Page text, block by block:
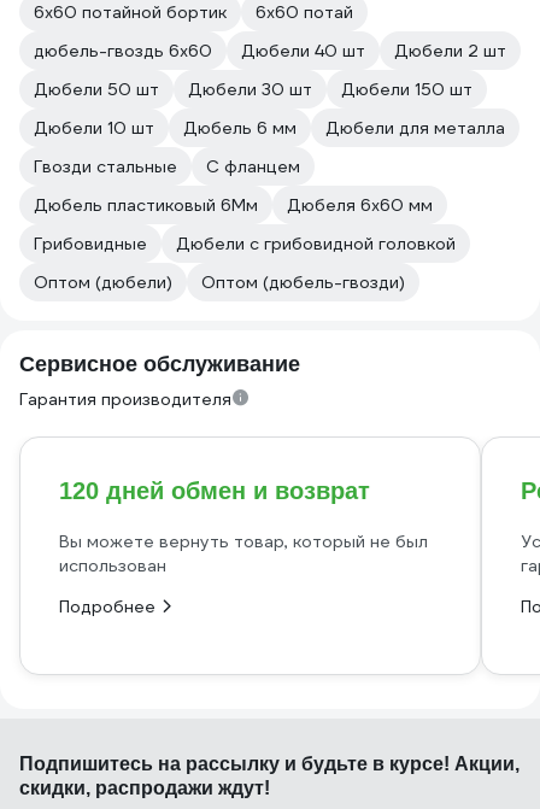
6х60 потайной бортик
6х60 потай
дюбель-гвоздь 6х60
Дюбели 40 шт
Дюбели 2 шт
Дюбели 50 шт
Дюбели 30 шт
Дюбели 150 шт
Дюбели 10 шт
Дюбель 6 мм
Дюбели для металла
Гвозди стальные
С фланцем
Дюбель пластиковый 6Мм
Дюбеля 6х60 мм
Грибовидные
Дюбели с грибовидной головкой
Оптом (дюбели)
Оптом (дюбель-гвозди)
Сервисное обслуживание
Гарантия производителя
120 дней обмен и возврат
Вы можете вернуть товар, который не был
использован
Подробнее
Подпишитесь на рассылку и будьте в курсе! Акции,
скидки, распродажи ждут!